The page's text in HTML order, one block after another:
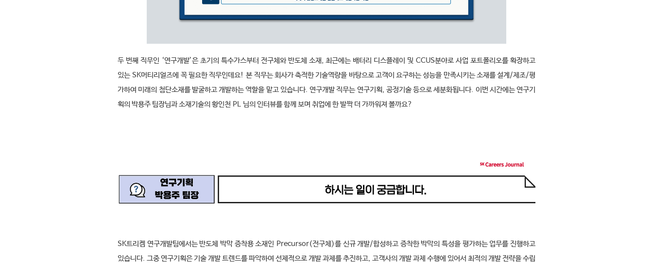
두 번째 직무인 ‘연구개발’은 초기의 특수가스부터 전구체와 반도체 소재, 최근에는 배터리 디스플레이 및 CCUS분야로 사업 포트폴리오를 확장하고
있는 SK머티리얼즈에 꼭 필요한 직무인데요! 본 직무는 회사가 축적한 기술역량을 바탕으로 고객이 요구하는 성능을 만족시키는 소재를 설계 /제조/평
가하여 미래의 첨단소재를 발굴하고 개발하는 역할을 맡고 있습니다. 연구개발 직무는 연구기획, 공정기술 등으로 세분화됩니다. 이번 시간에는 연구기
획의 박용주 팀장님과 소재기술의 황인천 PL 님의 인터뷰를 함께 보며 취업에 한 발짝 더 가까워져 볼까요?
SK트리켐 연구개발팀에서는 반도체 박막 증착용 소재인 Precursor(전구체 )를 신규 개발/합성하고 증착한 박막의 특성을 평가하는 업무를 진행하고
있습니다. 그중 연구기획은 기술 개발 트렌드를 파악하여 선제적으로 개발 과제를 추진하고, 고객사의 개발 과제 수행에 있어서 최적의 개발 전략을 수립